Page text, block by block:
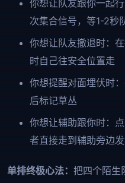
你想让队友跟你一起
次集合信号，等1-2秒
你想让队友撤退时：
时自己往安全位置走
你想提醒对面埋伏时
后标记草丛
你想让辅助跟你时：
者直接走到辅助旁边
单排终极心法： 把四个陌生